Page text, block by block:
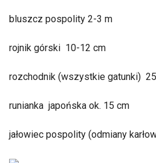
bluszcz pospolity 2-3 m
rojnik górski 10-12 cm
rozchodnik (wszystkie gatunki)
runianka japońska ok. 15 cm
jałowiec pospolity (odmiany